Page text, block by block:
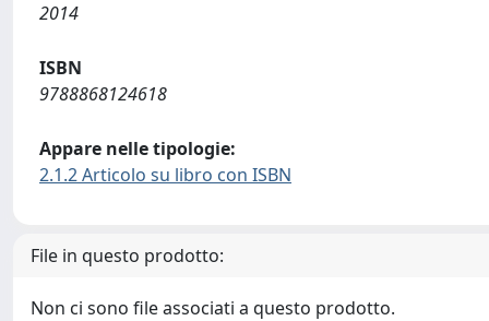
2014
ISBN
9788868124618
Appare nelle tipologie:
2.1.2 Articolo su libro con ISBN
File in questo prodotto:
Non ci sono file associati a questo prodotto.